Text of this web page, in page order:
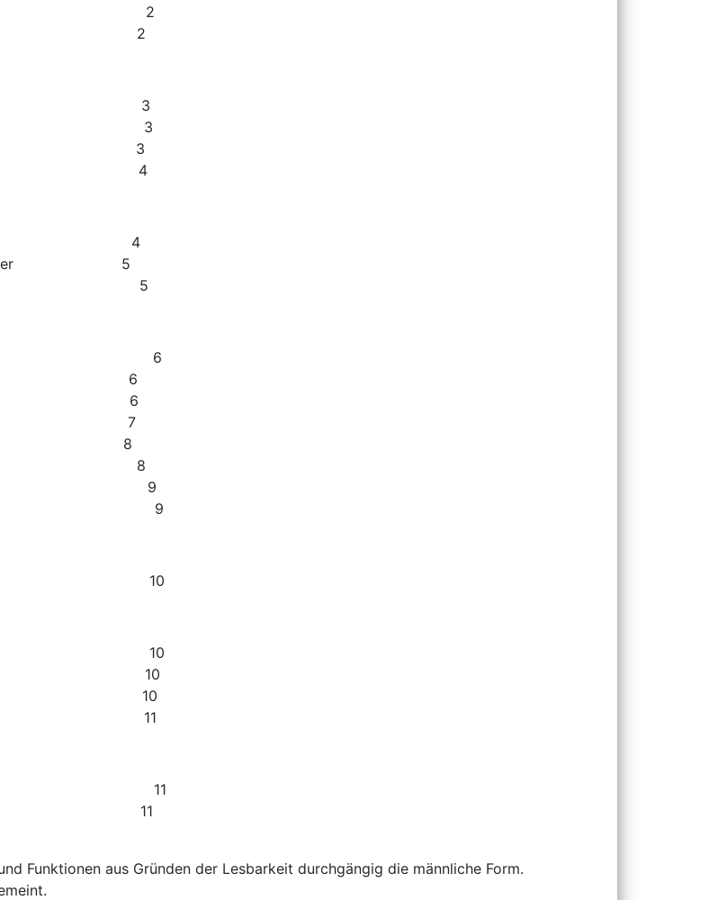
2
2
3
3
3
Verein 4
4
5
Vereins 5
6
6
6
7
8
8
9
9
10
10
10
10
11
11
11
Funktionen aus Gründen der Lesbarkeit durchgängig die männliche Form.